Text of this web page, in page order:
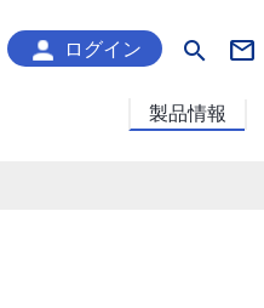
ログイン search
製品情報